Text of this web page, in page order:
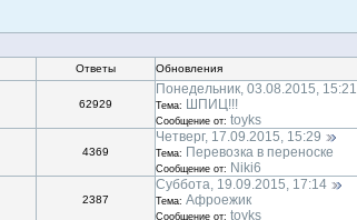
Ответы Обновления
62929
Понедельник, 03.08.2015, 15:21
Тема: ШПИЦ!!!
Сообщение от: toyks
4369
Четверг, 17.09.2015, 15:29
Тема: Перевозка в переноске
Сообщение от: Niki6
2387
Суббота, 19.09.2015, 17:14
Тема: Афроежик
Сообщение от: toyks